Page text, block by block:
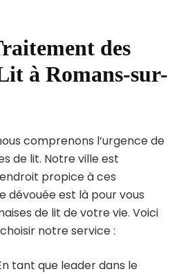
des
à Romans-sur-
comprenons l’urgence de
de lit. Notre ville est
propice à ces
dévouée est là pour vous
de lit de votre vie. Voici
notre service :
tant que leader dans le